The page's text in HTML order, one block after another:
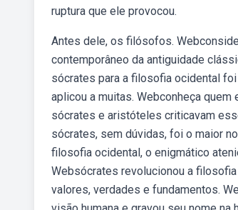
ruptura que ele provocou.
Antes dele, os filósofos.
contemporâneo da antiguidade
sócrates para a filosofia ocidental
aplicou a muitas. Webconheça
sócrates e aristóteles criticavam
sócrates, sem dúvidas, foi o maior
filosofia ocidental, o enigmático
Websócrates revolucionou a
valores, verdades e fundamentos.